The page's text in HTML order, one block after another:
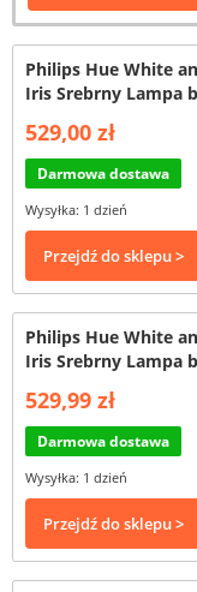
Philips Hue White
Iris Srebrny Lampa
529,00 zł
Darmowa dostawa
Wysyłka: 1 dzień
Przejdź do sklepu >
Philips Hue White
Iris Srebrny Lampa
529,99 zł
Darmowa dostawa
Wysyłka: 1 dzień
Przejdź do sklepu >